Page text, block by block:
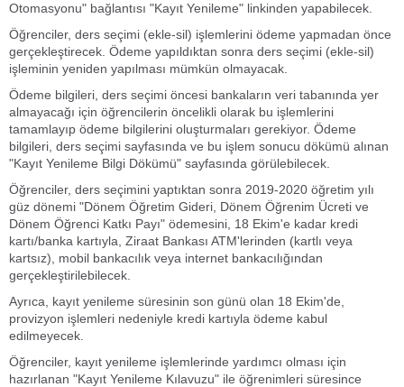
Otomasyonu" bağlantısı "Kayıt Yenileme" linkinden yapabilecek.
Öğrenciler, ders seçimi (ekle-sil) işlemlerini ödeme yapmadan önce
gerçekleştirecek. Ödeme yapıldıktan sonra ders seçimi (ekle-sil)
işleminin yeniden yapılması mümkün olmayacak.
Ödeme bilgileri, ders seçimi öncesi bankaların veri tabanında yer
almayacağı için öğrencilerin öncelikli olarak bu işlemlerini
tamamlayıp ödeme bilgilerini oluşturmaları gerekiyor. Ödeme
bilgileri, ders seçimi sayfasında ve bu işlem sonucu dökümü alınan
"Kayıt Yenileme Bilgi Dökümü" sayfasında görülebilecek.
Öğrenciler, ders seçimini yaptıktan sonra 2019-2020 öğretim yılı
güz dönemi "Dönem Öğretim Gideri, Dönem Öğrenim Ücreti ve
Dönem Öğrenci Katkı Payı" ödemesini, 18 Ekim'e kadar kredi
kartı/banka kartıyla, Ziraat Bankası ATM'lerinden (kartlı veya
kartsız), mobil bankacılık veya internet bankacılığından
gerçekleştirilebilecek.
Ayrıca, kayıt yenileme süresinin son günü olan 18 Ekim'de,
provizyon işlemleri nedeniyle kredi kartıyla ödeme kabul
edilmeyecek.
Öğrenciler, kayıt yenileme işlemlerinde yardımcı olması için
hazırlanan "Kayıt Yenileme Kılavuzu" ile öğrenimleri süresince